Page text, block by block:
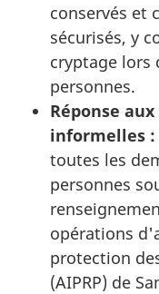
conservés et
sécurisés, y
cryptage lors
personnes.
Réponse
informelles :
toutes les
personnes
opérations
protection
(AIPRP) de